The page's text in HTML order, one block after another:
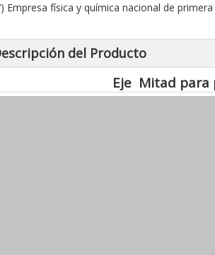
Empresa física y química nacional de primera
del Producto
Eje Mitad para